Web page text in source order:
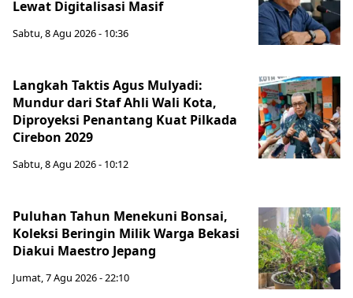
Lewat Digitalisasi Masif
Sabtu, 8 Agu 2026 - 10:36
Langkah Taktis Agus Mulyadi:
Mundur dari Staf Ahli Wali Kota,
Diproyeksi Penantang Kuat Pilkada
Cirebon 2029
Sabtu, 8 Agu 2026 - 10:12
Puluhan Tahun Menekuni Bonsai,
Koleksi Beringin Milik Warga Bekasi
Diakui Maestro Jepang
Jumat, 7 Agu 2026 - 22:10